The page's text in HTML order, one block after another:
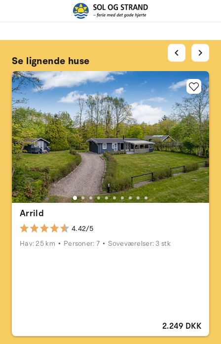
Se lignende huse
Arrild
4.42/5
Hav: 25 km
Personer: 7 Soveværelser: 3 stk
2.249 DKK
chevron_left chevron_right